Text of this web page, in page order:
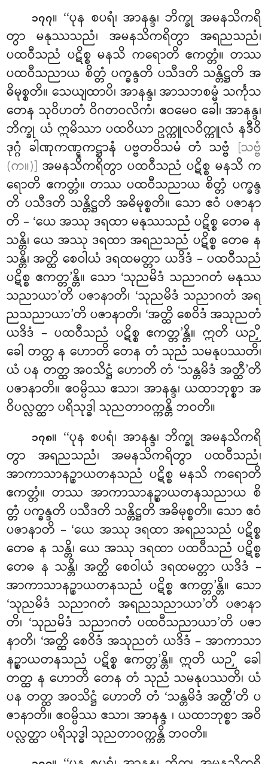
၁၇၇။ ‘‘ပုန စပရံ၊ အာနန္ဒ၊ ဘိက္ခု အမနသိကရိ
တွာ မနုဿသညံ၊ အမနသိကရိတွာ အရညသညံ၊
ပထဝီသညံ ပဋိစ္စ မနသိ ကရောတိ ဧကတ္တံ။ တဿ
ပထဝီသညာယ စိတ္တံ ပက္ခန္ဒတိ ပသီဒတိ သန္တိဋ္ဌတိ အ
ဓိမုစ္စတိ။ သေယျထာပိ၊ အာနန္ဒ၊ အာသဘစမ္မံ သင်္ကုသ
တေန သုဝိဟတံ ဝိဂတဝလိကံ၊ ဧဝမေဝ ခေါ၊ အာနန္ဒ၊
ဘိက္ခု ယံ ဣမိဿာ ပထဝိယာ ဥက္ကူလဝိက္ကူလံ နဒီဝိ
ဒုဂ္ဂံ ခါဏုကဏ္ဋကဋ္ဌာနံ ပဗ္ဗတဝိသမံ တံ သဗ္ဗံ [သဗ္ဗံ
(က။)] အမနသိကရိတွာ ပထဝီသညံ ပဋိစ္စ မနသိ က
ရောတိ ဧကတ္တံ။ တဿ ပထဝီသညာယ စိတ္တံ ပက္ခန္ဒ
တိ ပသီဒတိ သန္တိဋ္ဌတိ အဓိမုစ္စတိ။ သော ဧဝံ ပဇာနာ
တိ – ‘ယေ အဿု ဒရထာ မနုဿသညံ ပဋိစ္စ တေဓ န
သန္တိ၊ ယေ အဿု ဒရထာ အရညသညံ ပဋိစ္စ တေဓ န
သန္တိ၊ အတ္ထိ စေဝါယံ ဒရထမတ္တာ ယဒိဒံ – ပထဝီသညံ
ပဋိစ္စ ဧကတ္တ’န္တိ။ သော ‘သုညမိဒံ သညာဂတံ မနုဿ
သညာယာ’တိ ပဇာနာတိ၊ ‘သုညမိဒံ သညာဂတံ အရ
ညသညာယာ’တိ ပဇာနာတိ၊ ‘အတ္ထိ စေဝိဒံ အသုညတံ
ယဒိဒံ – ပထဝီသညံ ပဋိစ္စ ဧကတ္တ’န္တိ။ ဣတိ ယဉှိ
ခေါ တတ္ထ န ဟောတိ တေန တံ သုညံ သမနုပဿတိ၊
ယံ ပန တတ္ထ အဝသိဋ္ဌံ ဟောတိ တံ ‘သန္တမိဒံ အတ္ထီ’တိ
ပဇာနာတိ။ ဧဝမ္ပိဿ ဧသာ၊ အာနန္ဒ၊ ယထာဘုစ္စာ အ
ဝိပလ္လတ္ထာ ပရိသုဒ္ဓါ သုညတာဝက္ကန္တိ ဘဝတိ။
၁၇၈။ ‘‘ပုန စပရံ၊ အာနန္ဒ၊ ဘိက္ခု အမနသိကရိ
တွာ အရညသညံ၊ အမနသိကရိတွာ ပထဝီသညံ၊
အာကာသာနဉ္စာယတနသညံ ပဋိစ္စ မနသိ ကရောတိ
ဧကတ္တံ။ တဿ အာကာသာနဉ္စာယတနသညာယ စိ
တ္တံ ပက္ခန္ဒတိ ပသီဒတိ သန္တိဋ္ဌတိ အဓိမုစ္စတိ။ သော ဧဝံ
ပဇာနာတိ – ‘ယေ အဿု ဒရထာ အရညသညံ ပဋိစ္စ
တေဓ န သန္တိ၊ ယေ အဿု ဒရထာ ပထဝီသညံ ပဋိစ္စ
တေဓ န သန္တိ၊ အတ္ထိ စေဝါယံ ဒရထမတ္တာ ယဒိဒံ –
အာကာသာနဉ္စာယတနသညံ ပဋိစ္စ ဧကတ္တ’န္တိ။ သော
‘သုညမိဒံ သညာဂတံ အရညသညာယာ’တိ ပဇာနာ
တိ၊ ‘သုညမိဒံ သညာဂတံ ပထဝီသညာယာ’တိ ပဇာ
နာတိ၊ ‘အတ္ထိ စေဝိဒံ အသုညတံ ယဒိဒံ – အာကာသာ
နဉ္စာယတနသညံ ပဋိစ္စ ဧကတ္တ’န္တိ။ ဣတိ ယဉှိ ခေါ
တတ္ထ န ဟောတိ တေန တံ သုညံ သမနုပဿတိ၊ ယံ
ပန တတ္ထ အဝသိဋ္ဌံ ဟောတိ တံ ‘သန္တမိဒံ အတ္ထီ’တိ ပ
ဇာနာတိ။ ဧဝမ္ပိဿ ဧသာ၊ အာနန္ဒ ၊ ယထာဘုစ္စာ အဝိ
ပလ္လတ္ထာ ပရိသုဒ္ဓါ သုညတာဝက္ကန္တိ ဘဝတိ။